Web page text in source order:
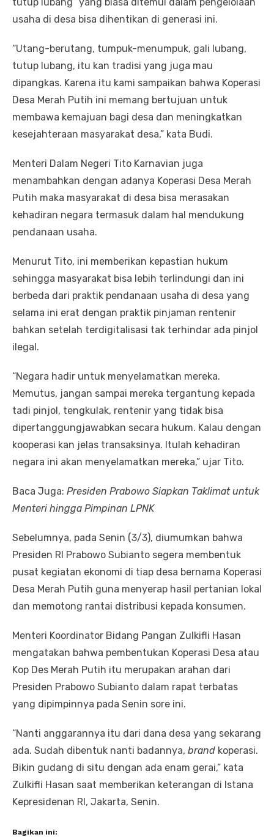
usaha di desa bisa dihentikan di generasi ini.
“Utang-berutang, tumpuk-menumpuk, gali lubang,
tutup lubang, itu kan tradisi yang juga mau
dipangkas. Karena itu kami sampaikan bahwa Koperasi
Desa Merah Putih ini memang bertujuan untuk
membawa kemajuan bagi desa dan meningkatkan
kesejahteraan masyarakat desa,” kata Budi.
Menteri Dalam Negeri Tito Karnavian juga
menambahkan dengan adanya Koperasi Desa Merah
Putih maka masyarakat di desa bisa merasakan
kehadiran negara termasuk dalam hal mendukung
pendanaan usaha.
Menurut Tito, ini memberikan kepastian hukum
sehingga masyarakat bisa lebih terlindungi dan ini
berbeda dari praktik pendanaan usaha di desa yang
selama ini erat dengan praktik pinjaman rentenir
bahkan setelah terdigitalisasi tak terhindar ada pinjol
ilegal.
“Negara hadir untuk menyelamatkan mereka.
Memutus, jangan sampai mereka tergantung kepada
tadi pinjol, tengkulak, rentenir yang tidak bisa
dipertanggungjawabkan secara hukum. Kalau dengan
kooperasi kan jelas transaksinya. Itulah kehadiran
negara ini akan menyelamatkan mereka,” ujar Tito.
Baca Juga: Presiden Prabowo Siapkan Taklimat untuk
Menteri hingga Pimpinan LPNK
Sebelumnya, pada Senin (3/3), diumumkan bahwa
Presiden RI Prabowo Subianto segera membentuk
pusat kegiatan ekonomi di tiap desa bernama Koperasi
Desa Merah Putih guna menyerap hasil pertanian lokal
dan memotong rantai distribusi kepada konsumen.
Menteri Koordinator Bidang Pangan Zulkifli Hasan
mengatakan bahwa pembentukan Koperasi Desa atau
Kop Des Merah Putih itu merupakan arahan dari
Presiden Prabowo Subianto dalam rapat terbatas
yang dipimpinnya pada Senin sore ini.
“Nanti anggarannya itu dari dana desa yang sekarang
ada. Sudah dibentuk nanti badannya, brand koperasi.
Bikin gudang di situ dengan ada enam gerai,” kata
Zulkifli Hasan saat memberikan keterangan di Istana
Kepresidenan RI, Jakarta, Senin.
Bagikan ini: